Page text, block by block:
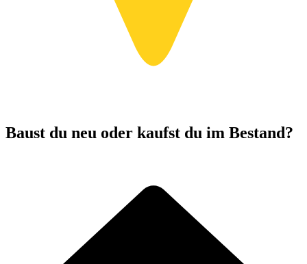
Baust du neu oder kaufst du im Bestand?